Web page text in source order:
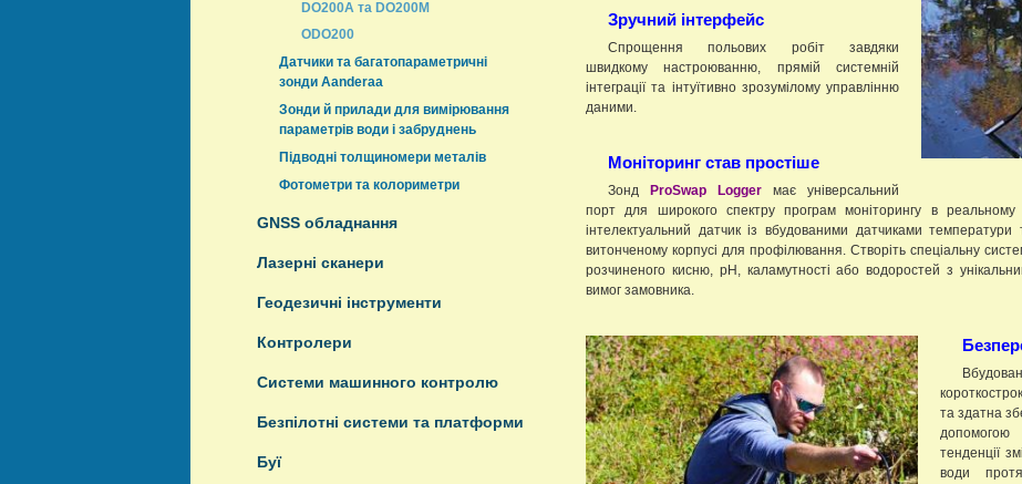
DO200A та DO200M
ODO200
Датчики та багатопараметричні
зонди Aanderaa
Зонди й прилади для вимірювання
параметрів води і забруднень
Підводні толщиномери металів
Фотометри та колориметри
GNSS обладнання
Лазерні сканери
Геодезичні інструменти
Контролери
Системи машинного контролю
Безпілотні системи та платформи
Буї
Зручний інтерфейс
Спрощення польових робіт завдяки
швидкому настроюванню, прямій системній
інтеграції та інтуїтивно зрозумілому управлінню
даними.
Моніторинг став простіше
Зонд ProSwap Logger має універсальний
порт для широкого спектру програм моніторингу в
інтелектуальний датчик із вбудованими датчиками
витонченому корпусі для профілювання. Створіть спеціальну
розчиненого кисню, pH, каламутності або водоростей з
вимог замовника.
та здатна
допомогою
тенденції
води